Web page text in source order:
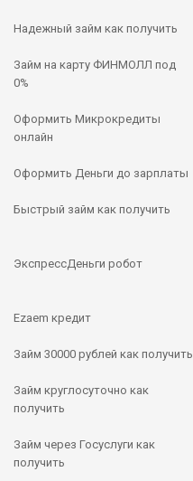
Надежный займ как получить
Займ на карту ФИНМОЛЛ под
0%
Оформить Микрокредиты
онлайн
Оформить Деньги до зарплаты
Быстрый займ как получить
ЭкспрессДеньги робот
Ezaem кредит
Займ 30000 рублей как получить
Займ круглосуточно как
получить
Займ через Госуслуги как
получить